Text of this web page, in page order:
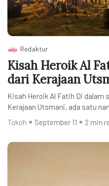
Redaktur
Kisah Heroik Al
dari Kerajaan
Kisah Heroik Al Fatih Di dalam
Kerajaan Utsmani, ada satu
Tokoh
September 11 2 min